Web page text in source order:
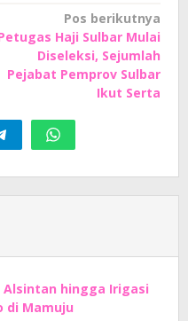
Pos berikutnya
Haji Sulbar Mulai
Diseleksi, Sejumlah
Pejabat Pemprov Sulbar
Ikut Serta
Alsintan hingga Irigasi
di Mamuju